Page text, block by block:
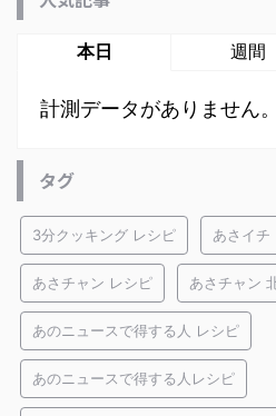
本日 週間
計測データがありません。
タグ
3分クッキング レシピ あさイチ
あさチャン レシピ あさチャン
あのニュースで得する人 レシピ
あのニュースで得する人レシピ